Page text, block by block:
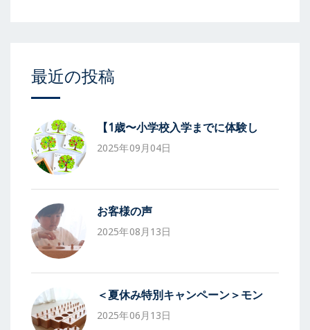
最近の投稿
【1歳〜小学校入学までに体験し
2025年09月04日
お客様の声
2025年08月13日
＜夏休み特別キャンペーン＞モン
2025年06月13日